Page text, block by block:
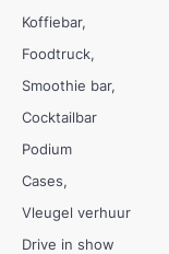
Koffiebar
Foodtruck
Smoothie bar
Cocktailbar
Podium
Cases
Vleugel verhuur
Drive in show